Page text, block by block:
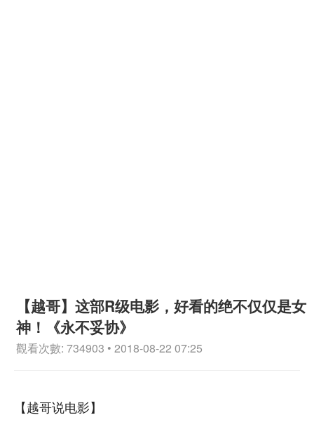
【越哥】这部R级电影，好看的绝不仅仅是女
神！《永不妥协》
觀看次數: 734903 • 2018-08-22 07:25
【越哥说电影】